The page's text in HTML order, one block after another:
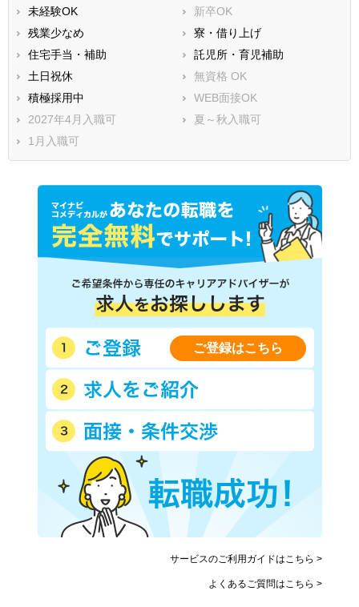
未経験OK
新卒OK
残業少なめ
寮・借り上げ
住宅手当・補助
託児所・育児補助
土日祝休
無資格 OK
積極採用中
WEB面接OK
2027年4月入職可
夏～秋入職可
1月入職可
ご登録はこちら
サービスのご利用ガイドはこちら >
よくあるご質問はこちら >